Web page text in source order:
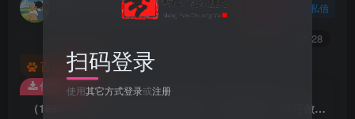
私信
28
百度已收录
（16607期）头条变现，AI一键改写、一键查重、小白可做，轻松日入1000+
付费资源
扫码登录
使用其它方式登录或注册